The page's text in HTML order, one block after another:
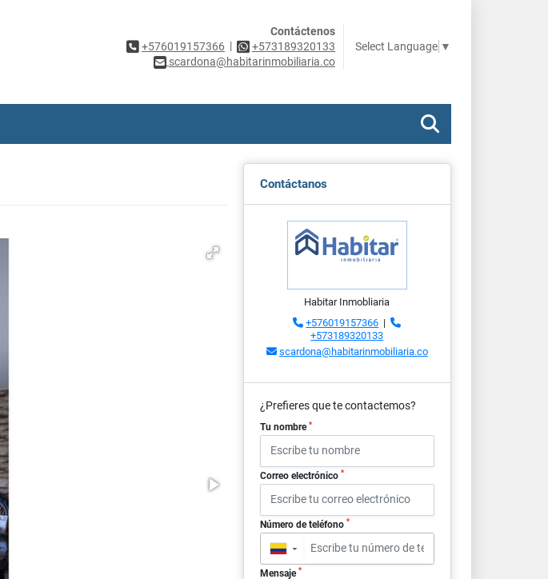
Contáctenos
+576019157366 |
+573189320133
scardona@habitarinmobiliaria.co
Select Language ▼
Contáctanos
Habitar Inmobliaria
+576019157366 |
+573189320133
scardona@habitarinmobiliaria.co
¿Prefieres que te contactemos?
Tu nombre *
Correo electrónico *
Número de teléfono *
▼
Mensaje *